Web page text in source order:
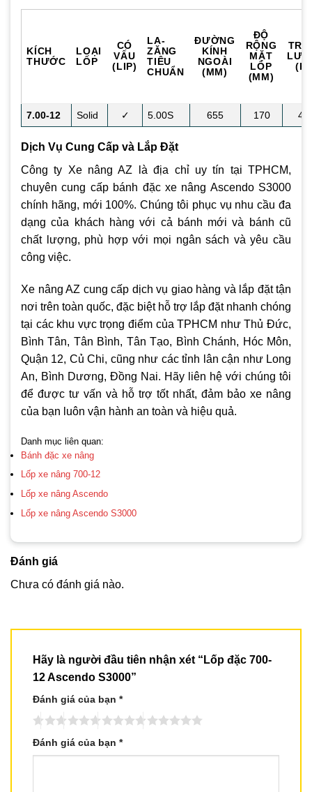
KÍCH
THƯỚC
LOẠI
LỐP
CÓ
VẤU
(LIP)
LA-
ZĂNG
TIÊU
CHUẨN
ĐƯỜNG
KÍNH
NGOÀI
(MM)
ĐỘ
RỘNG
MẶT
LỐP
(MM)
7.00-12 Solid ✓ 5.00S 655 170
Dịch Vụ Cung Cấp và Lắp Đặt
Công ty Xe nâng AZ là địa chỉ uy tín tại TPHCM,
chuyên cung cấp bánh đặc xe nâng Ascendo S3000
chính hãng, mới 100%. Chúng tôi phục vụ nhu cầu đa
dạng của khách hàng với cả bánh mới và bánh cũ
chất lượng, phù hợp với mọi ngân sách và yêu cầu
công việc.
Xe nâng AZ cung cấp dịch vụ giao hàng và lắp đặt tận
nơi trên toàn quốc, đặc biệt hỗ trợ lắp đặt nhanh chóng
tại các khu vực trọng điểm của TPHCM như Thủ Đức,
Bình Tân, Tân Bình, Tân Tạo, Bình Chánh, Hóc Môn,
Quận 12, Củ Chi, cũng như các tỉnh lân cận như Long
An, Bình Dương, Đồng Nai. Hãy liên hệ với chúng tôi
để được tư vấn và hỗ trợ tốt nhất, đảm bảo xe nâng
của bạn luôn vận hành an toàn và hiệu quả.
Danh mục liên quan:
Bánh đặc xe nâng
Lốp xe nâng 700-12
Lốp xe nâng Ascendo
Lốp xe nâng Ascendo S3000
Đánh giá
Chưa có đánh giá nào.
Hãy là người đầu tiên nhận xét “Lốp đặc 700-
12 Ascendo S3000”
Đánh giá của bạn *
Đánh giá của bạn *